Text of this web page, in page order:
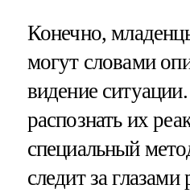
Конечно,
могут словами
видение
распознать их
специальный
следит за глазами